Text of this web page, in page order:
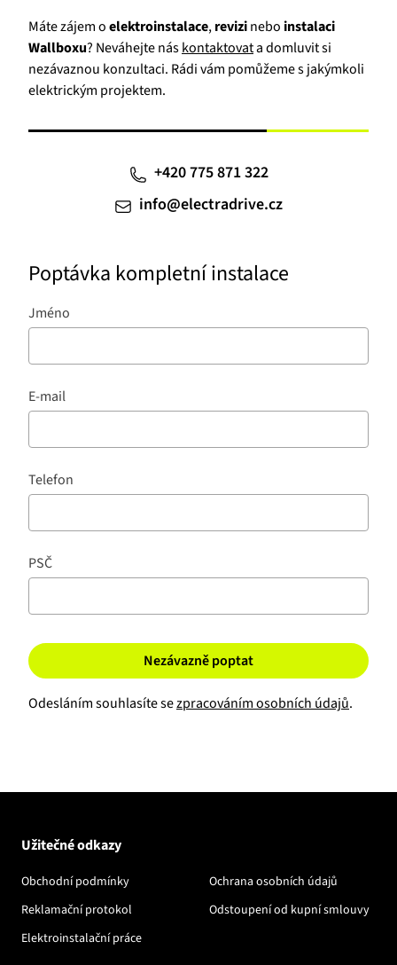
Máte zájem oelektroinstalace,revizinebo instalaci
Wallboxu? Neváhejte náskontaktovata domluvit si
nezávaznou konzultaci. Rádi vám pomůžeme s jakýmkoli
elektrickým projektem.
+420 775 871 322
info@electradrive.cz
Poptávka kompletní instalace
Jméno
E-mail
Telefon
PSČ
Nezávazně poptat
Odesláním souhlasíte sezpracováním osobních údajů.
Užitečné odkazy
Obchodní podmínky
Ochrana osobních údajů
Reklamační protokol
Odstoupení od kupní smlouvy
Elektroinstalační práce